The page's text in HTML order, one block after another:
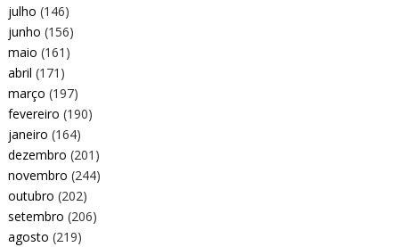
julho (146)
junho (156)
maio (161)
abril (171)
março (197)
fevereiro (190)
janeiro (164)
dezembro (201)
novembro (244)
outubro (202)
setembro (206)
agosto (219)